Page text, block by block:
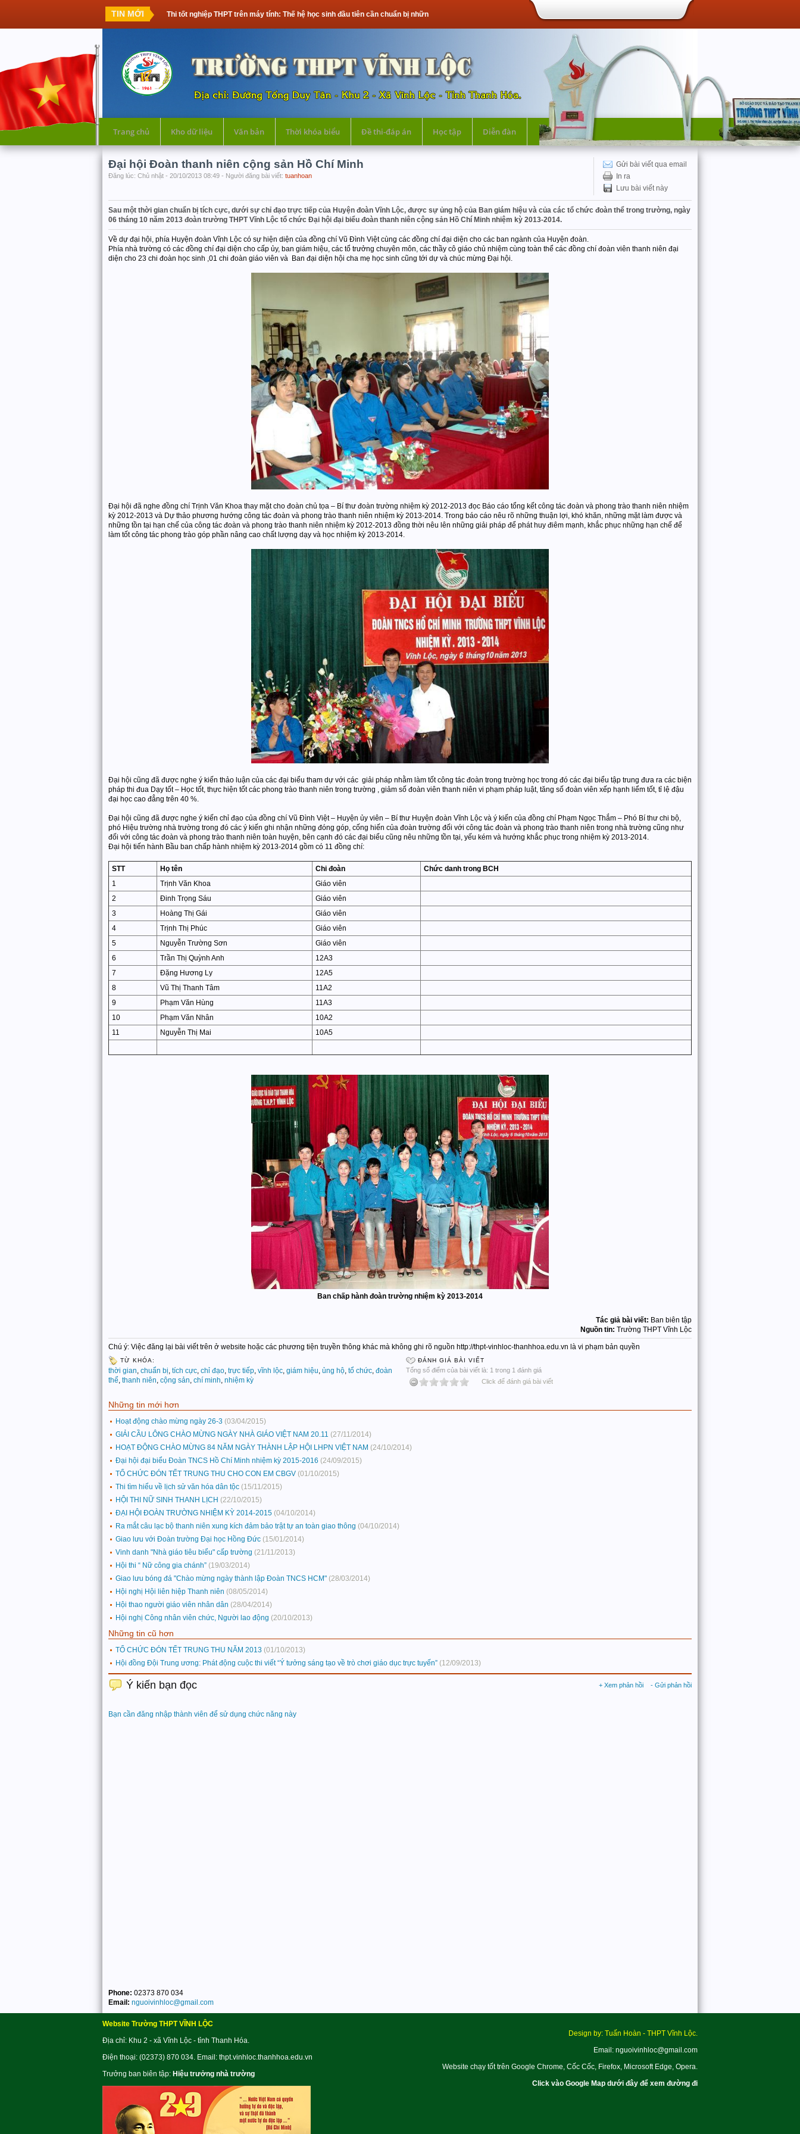
TIN MỚI
Thi tốt nghiệp THPT trên máy tính: Thế hệ học sinh đầu tiên cần chuẩn bị những gì?
Trang chủ Kho dữ liệu Văn bản Thời khóa biểu Đề thi-đáp án Học tập Diễn đàn
Gửi bài viết qua email
In ra
Lưu bài viết này
Đại hội Đoàn thanh niên cộng sản Hồ Chí Minh
Đăng lúc: Chủ nhật - 20/10/2013 08:49 - Người đăng bài viết: tuanhoan
Sau một thời gian chuẩn bị tích cực, dưới sự chỉ đạo trực tiếp của Huyện đoàn Vĩnh Lộc, được sự ủng hộ của Ban giám hiệu và của các tổ chức đoàn thể trong trường, ngày
06 tháng 10 năm 2013 đoàn trường THPT Vĩnh Lộc tổ chức Đại hội đại biểu đoàn thanh niên cộng sản Hồ Chí Minh nhiệm kỳ 2013-2014.
Về dự đại hội, phía Huyện đoàn Vĩnh Lộc có sự hiện diện của đồng chí Vũ Đình Việt cùng các đồng chí đại diện cho các ban ngành của Huyện đoàn.
Phía nhà trường có các đồng chí đại diện cho cấp ủy, ban giám hiệu, các tổ trưởng chuyên môn, các thầy cô giáo chủ nhiệm cùng toàn thể các đồng chí đoàn viên thanh niên đại
diện cho 23 chi đoàn học sinh ,01 chi đoàn giáo viên và Ban đại diện hội cha mẹ học sinh cũng tới dự và chúc mừng Đại hội.
Đại hội đã nghe đồng chí Trịnh Văn Khoa thay mặt cho đoàn chủ tọa – Bí thư đoàn trường nhiệm kỳ 2012-2013 đọc Báo cáo tổng kết công tác đoàn và phong trào thanh niên nhiệm
kỳ 2012-2013 và Dự thảo phương hướng công tác đoàn và phong trào thanh niên nhiệm kỳ 2013-2014. Trong báo cáo nêu rõ những thuận lợi, khó khăn, những mặt làm được và
những tồn tại hạn chế của công tác đoàn và phong trào thanh niên nhiệm kỳ 2012-2013 đồng thời nêu lên những giải pháp để phát huy điêm mạnh, khắc phục những hạn chế để
làm tốt công tác phong trào góp phần nâng cao chất lượng dạy và học nhiệm kỳ 2013-2014.
Đại hội cũng đã được nghe ý kiến thảo luận của các đại biểu tham dự với các giải pháp nhằm làm tốt công tác đoàn trong trường học trong đó các đại biểu tập trung đưa ra các biện
pháp thi đua Dạy tốt – Học tốt, thực hiện tốt các phong trào thanh niên trong trường , giảm số đoàn viên thanh niên vi phạm pháp luật, tăng số đoàn viên xếp hạnh liểm tốt, tỉ lệ đậu
đại học cao đẳng trên 40 %.
Đại hội cũng đã được nghe ý kiến chỉ đạo của đồng chí Vũ Đình Việt – Huyện ủy viên – Bí thư Huyện đoàn Vĩnh Lộc và ý kiến của đồng chí Phạm Ngọc Thắm – Phó Bí thư chi bộ,
phó Hiệu trường nhà trường trong đó các ý kiến ghi nhận những đóng góp, cống hiến của đoàn trường đối với công tác đoàn và phong trào thanh niên trong nhà trường cũng như
đối với công tác đoàn và phong trào thanh niên toàn huyện, bên cạnh đó các đại biểu cũng nêu những tồn tại, yếu kém và hướng khắc phục trong nhiệm kỳ 2013-2014.
Đại hội tiến hành Bầu ban chấp hành nhiệm kỳ 2013-2014 gồm có 11 đồng chí:
STT Họ tên Chi đoàn
Chức danh trong BCH
1
Trịnh Văn Khoa
Giáo viên
2
Đinh Trọng Sáu
Giáo viên
3
Hoàng Thị Gái
Giáo viên
4
Trịnh Thị Phúc
Giáo viên
5
Nguyễn Trường Sơn
Giáo viên
6
Trần Thị Quỳnh Anh
12A3
7
Đặng Hương Ly
12A5
8
Vũ Thị Thanh Tâm
11A2
9
Phạm Văn Hùng
11A3
10
Phạm Văn Nhân
10A2
11
Nguyễn Thị Mai 10A5
Ban chấp hành đoàn trường nhiệm kỳ 2013-2014
Tác giả bài viết: Ban biên tập
Nguồn tin: Trường THPT Vĩnh Lộc
Chú ý: Việc đăng lại bài viết trên ở website hoặc các phương tiện truyền thông khác mà không ghi rõ nguồn http://thpt-vinhloc-thanhhoa.edu.vn là vi phạm bản quyền
TỪ KHÓA:
thời gian chuẩn bị tích cực chỉ đạo trực tiếp vĩnh lộc giám hiệu ủng hộ tổ chức đoàn
thể thanh niên cộng sản chí minh nhiệm kỳ
ĐÁNH GIÁ BÀI VIẾT
Tổng số điểm của bài viết là: 1 trong 1 đánh giá
Click để đánh giá bài viết
Những tin mới hơn
Hoạt động chào mừng ngày 26-3 (03/04/2015)
GIẢI CẦU LÔNG CHÀO MỪNG NGÀY NHÀ GIÁO VIỆT NAM 20.11 (27/11/2014)
HOẠT ĐỘNG CHÀO MỪNG 84 NĂM NGÀY THÀNH LẬP HỘI LHPN VIỆT NAM (24/10/2014)
Đại hội đại biểu Đoàn TNCS Hồ Chí Minh nhiệm kỳ 2015-2016 (24/09/2015)
TỔ CHỨC ĐÓN TẾT TRUNG THU CHO CON EM CBGV (01/10/2015)
Thi tìm hiểu về lịch sử văn hóa dân tộc (15/11/2015)
HỘI THI NỮ SINH THANH LỊCH (22/10/2015)
ĐẠI HỘI ĐOÀN TRƯỜNG NHIỆM KỲ 2014-2015 (04/10/2014)
Ra mắt câu lạc bộ thanh niên xung kích đảm bảo trật tự an toàn giao thông (04/10/2014)
Giao lưu với Đoàn trường Đại học Hồng Đức (15/01/2014)
Vinh danh "Nhà giáo tiêu biểu" cấp trường (21/11/2013)
Hội thi “ Nữ công gia chánh” (19/03/2014)
Giao lưu bóng đá "Chào mừng ngày thành lập Đoàn TNCS HCM" (28/03/2014)
Hội nghị Hội liên hiệp Thanh niên (08/05/2014)
Hội thao người giáo viên nhân dân (28/04/2014)
Hội nghị Công nhân viên chức, Người lao động (20/10/2013)
Những tin cũ hơn
TỔ CHỨC ĐÓN TẾT TRUNG THU NĂM 2013 (01/10/2013)
Hội đồng Đội Trung ương: Phát động cuộc thi viết “Ý tưởng sáng tạo về trò chơi giáo dục trực tuyến” (12/09/2013)
+ Xem phản hồi - Gửi phản hồi
Ý kiến bạn đọc
Bạn cần đăng nhập thành viên để sử dụng chức năng này
Phone: 02373 870 034
Email: nguoivinhloc@gmail.com
Website Trường THPT VĨNH LỘC
Địa chỉ: Khu 2 - xã Vĩnh Lộc - tỉnh Thanh Hóa.
Điện thoại: (02373) 870 034. Email: thpt.vinhloc.thanhhoa.edu.vn
Trưởng ban biên tập: Hiệu trưởng nhà trường
Design by: Tuấn Hoàn - THPT Vĩnh Lộc.
Email: nguoivinhloc@gmail.com
Website chạy tốt trên Google Chrome, Cốc Cốc, Firefox, Microsoft Edge, Opera.
Click vào Google Map dưới đây để xem đường đi